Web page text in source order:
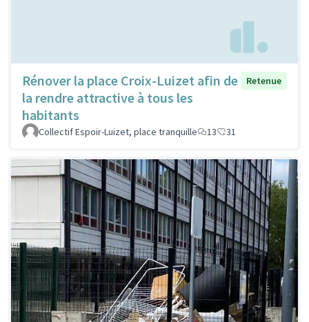
Rénover la place Croix-Luizet afin de
la rendre attractive à tous les
habitants
Retenue
Collectif Espoir-Luizet, place tranquille 13 31